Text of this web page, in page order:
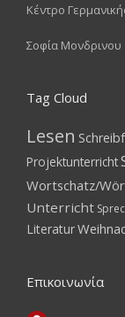
Κέντρο
Σοφία Μονδρινου
Tag Cloud
Lesen
Projektunterricht
Wortschatz/
Unterricht
Literatur
Επικοινωνία